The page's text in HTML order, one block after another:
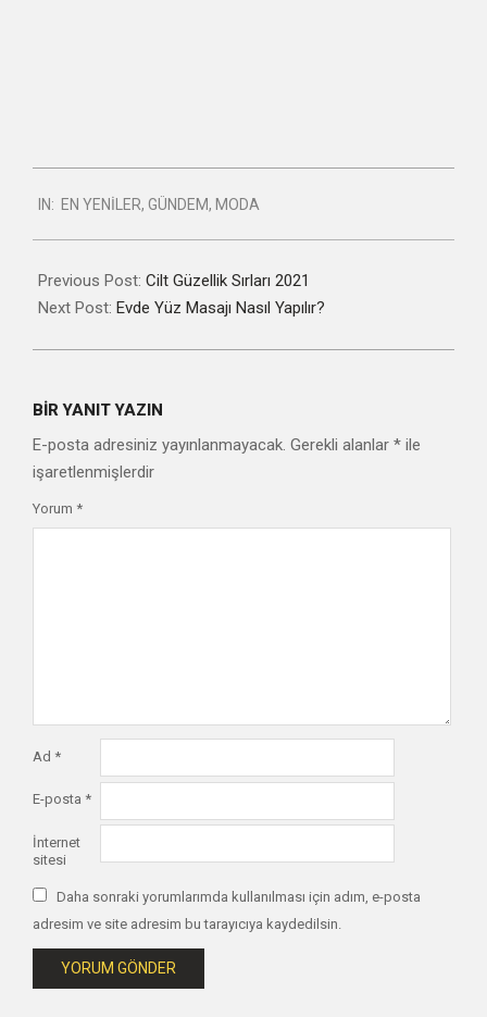
02-
07
IN: EN YENILER, GÜNDEM, MODA
Previous Post: Cilt Güzellik Sırları 2021
Next Post: Evde Yüz Masajı Nasıl Yapılır?
BIR YANIT YAZIN
E-posta adresiniz yayınlanmayacak. Gerekli alanlar * ile
işaretlenmişlerdir
Yorum *
Ad *
E-posta *
İnternet
sitesi
Daha sonraki yorumlarımda kullanılması için adım, e-posta
adresim ve site adresim bu tarayıcıya kaydedilsin.